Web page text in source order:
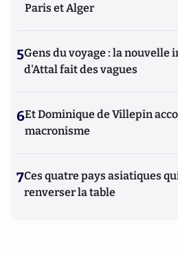
Paris et Alger
5Gens du voyage : la nouvelle
d'Attal fait des vagues
6Et Dominique de Villepin
macronisme
7Ces quatre pays asiatiques
renverser la table